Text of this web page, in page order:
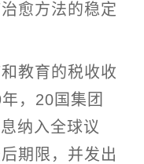
愈方法的稳定
教育的税收收
，20国集团
纳入全球议
期限，并发出